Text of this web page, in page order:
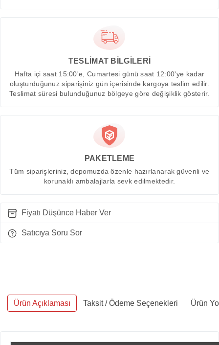
TESLİMAT BİLGİLERİ
Hafta içi saat 15:00'e, Cumartesi günü saat 12:00'ye kadar
oluşturduğunuz siparişiniz gün içerisinde kargoya teslim edilir.
Teslimat süresi bulunduğunuz bölgeye göre değişiklik gösterir.
PAKETLEME
Tüm siparişleriniz, depomuzda özenle hazırlanarak güvenli ve
korunaklı ambalajlarla sevk edilmektedir.
Fiyatı Düşünce Haber Ver
Satıcıya Soru Sor
Ürün Açıklaması Taksit / Ödeme Seçenekleri Ürün